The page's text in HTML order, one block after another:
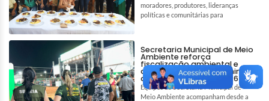
moradores, produtores, lideranças
políticas e comunitárias para
Secretaria Municipal de Meio
Ambiente reforça
fiscalização ambiental e
ações de bem-estar animal
durante a Expoacre 2026
Equipes da Secretaria Municipal de
Meio Ambiente acompanham desde a